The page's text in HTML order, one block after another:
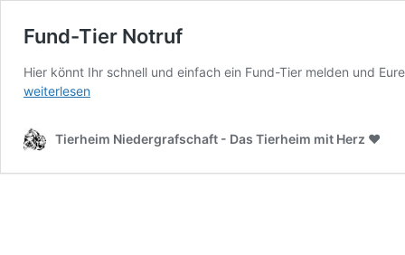
Fund-Tier Notruf
Hier könnt Ihr schnell und einfach ein Fund-Tier melden und
weiterlesen
Tierheim Niedergrafschaft - Das Tierheim mit Herz ♥